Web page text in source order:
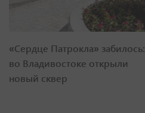
«Сердце Патрокла» забилось:
во Владивостоке открыли
новый сквер